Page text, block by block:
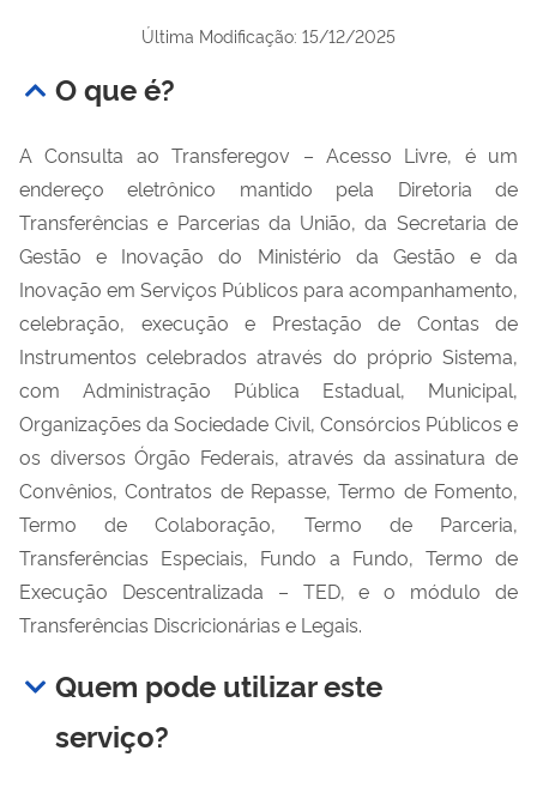
Última Modificação: 15/12/2025
O que é?
A Consulta ao Transferegov – Acesso Livre, é um
endereço eletrônico mantido pela Diretoria de
Transferências e Parcerias da União, da Secretaria de
Gestão e Inovação do Ministério da Gestão e da
Inovação em Serviços Públicos para acompanhamento,
celebração, execução e Prestação de Contas de
Instrumentos celebrados através do próprio Sistema,
com Administração Pública Estadual, Municipal,
Organizações da Sociedade Civil, Consórcios Públicos e
os diversos Órgão Federais, através da assinatura de
Convênios, Contratos de Repasse, Termo de Fomento,
Termo de Colaboração, Termo de Parceria,
Transferências Especiais, Fundo a Fundo, Termo de
Execução Descentralizada – TED, e o módulo de
Transferências Discricionárias e Legais.
Quem pode utilizar este
serviço?